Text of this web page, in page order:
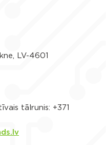
LV-4601
tālrunis: +371